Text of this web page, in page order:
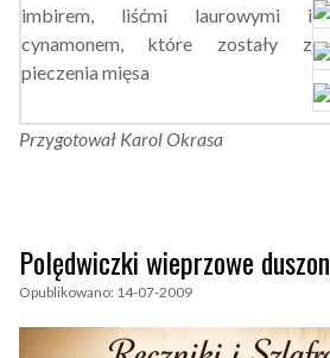
imbirem, liśćmi laurowymi i
cynamonem, które zostały z
pieczenia mięsa
Przygotował Karol Okrasa
Polędwiczki wieprzowe
Opublikowano: 14-07-2009